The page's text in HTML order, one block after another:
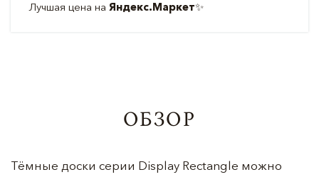
Лучшая цена на Яндекс.Маркет✨
ОБЗОР
Тёмные доски серии Display Rectangle можно